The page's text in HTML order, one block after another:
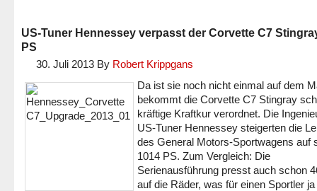
US-Tuner Hennessey verpasst der Corvette C7
PS
30. Juli 2013 By Robert Krippgans
Da ist sie noch nicht einmal auf dem
bekommt die Corvette C7 Stingray
kräftige Kraftkur verordnet. Die
US-Tuner Hennessey steigerten die
des General Motors-Sportwagens auf
1014 PS. Zum Vergleich: Die
Serienausführung presst auch schon
auf die Räder, was für einen Sportler